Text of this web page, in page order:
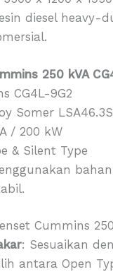
diesel heavy-
250 kVA
CG4L-9G2
Somer
/ 200 kW
& Silent Type
Cummins
: Sesuaikan
antara Open